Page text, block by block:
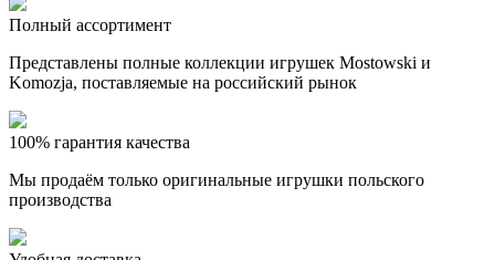
Полный ассортимент
Представлены полные коллекции игрушек Mostowski и
Komozja, поставляемые на российский рынок
100% гарантия качества
Мы продаём только оригинальные игрушки польского
производства